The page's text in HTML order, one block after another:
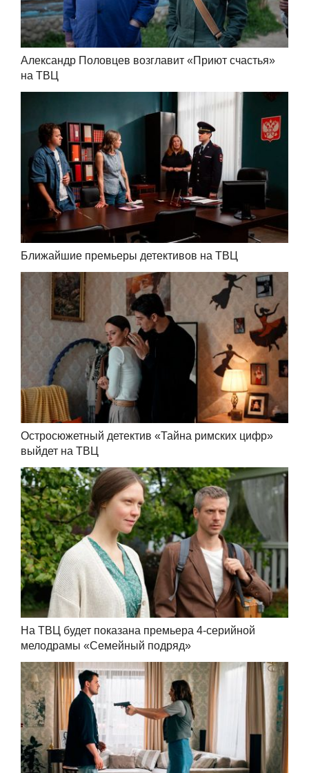
Александр Половцев возглавит «Приют счастья»
на ТВЦ
Ближайшие премьеры детективов на ТВЦ
Остросюжетный детектив «Тайна римских цифр»
выйдет на ТВЦ
На ТВЦ будет показана премьера 4-серийной
мелодрамы «Семейный подряд»